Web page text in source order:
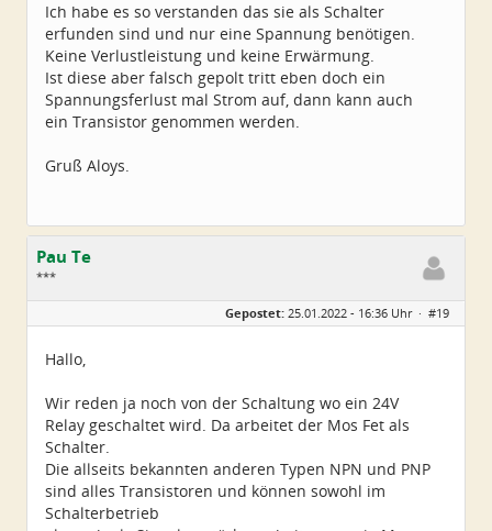
Ich habe es so verstanden das sie als Schalter
erfunden sind und nur eine Spannung benötigen.
Keine Verlustleistung und keine Erwärmung.
Ist diese aber falsch gepolt tritt eben doch ein
Spannungsferlust mal Strom auf, dann kann auch
ein Transistor genommen werden.
Gruß Aloys.
Pau Te
***
Geschlecht:
Alter:
81
Dabei seit:
Gepostet: 25.01.2022 - 16:36 Uhr · #19
Hallo,
Wir reden ja noch von der Schaltung wo ein 24V
Relay geschaltet wird. Da arbeitet der Mos Fet als
Schalter.
Die allseits bekannten anderen Typen NPN und PNP
sind alles Transistoren und können sowohl im
Schalterbetrieb